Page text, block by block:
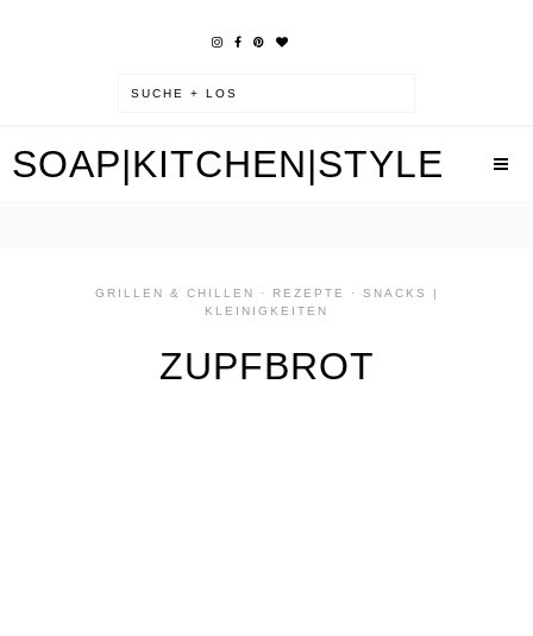
SOAP|KITCHEN|STYLE
GRILLEN & CHILLEN · REZEPTE · SNACKS |
KLEINIGKEITEN
ZUPFBROT